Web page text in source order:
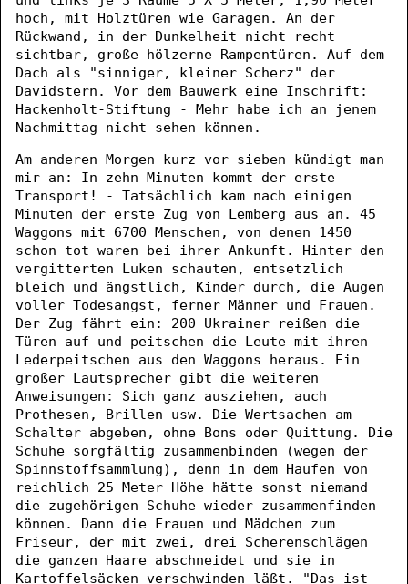
hoch, mit Holztüren wie Garagen. An der
Rückwand, in der Dunkelheit nicht recht
sichtbar, große hölzerne Rampentüren. Auf dem
Dach als "sinniger, kleiner Scherz" der
Davidstern. Vor dem Bauwerk eine Inschrift:
Hackenholt-Stiftung - Mehr habe ich an jenem
Nachmittag nicht sehen können.
Am anderen Morgen kurz vor sieben kündigt man
mir an: In zehn Minuten kommt der erste
Transport! - Tatsächlich kam nach einigen
Minuten der erste Zug von Lemberg aus an. 45
Waggons mit 6700 Menschen, von denen 1450
schon tot waren bei ihrer Ankunft. Hinter den
vergitterten Luken schauten, entsetzlich
bleich und ängstlich, Kinder durch, die Augen
voller Todesangst, ferner Männer und Frauen.
Der Zug fährt ein: 200 Ukrainer reißen die
Türen auf und peitschen die Leute mit ihren
Lederpeitschen aus den Waggons heraus. Ein
großer Lautsprecher gibt die weiteren
Anweisungen: Sich ganz ausziehen, auch
Prothesen, Brillen usw. Die Wertsachen am
Schalter abgeben, ohne Bons oder Quittung. Die
Schuhe sorgfältig zusammenbinden (wegen der
Spinnstoffsammlung), denn in dem Haufen von
reichlich 25 Meter Höhe hätte sonst niemand
die zugehörigen Schuhe wieder zusammenfinden
können. Dann die Frauen und Mädchen zum
Friseur, der mit zwei, drei Scherenschlägen
die ganzen Haare abschneidet und sie in
Kartoffelsäcken verschwinden läßt. "Das ist